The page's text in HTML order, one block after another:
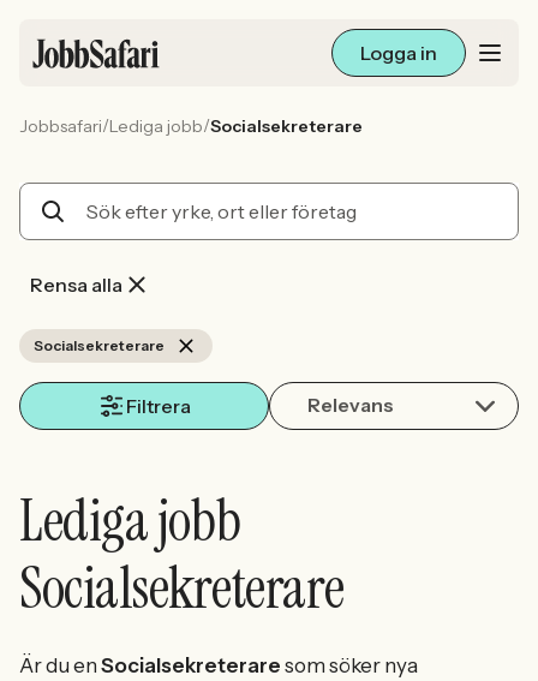
Logga in
Arbetsliv och karriär
Sök med AI
Jobbsafari/Lediga jobb/Socialsekreterare
Rensa alla
Socialsekreterare
Filtrera Relevans
Lediga jobb
Socialsekreterare
Är du en Socialsekreterare som söker nya